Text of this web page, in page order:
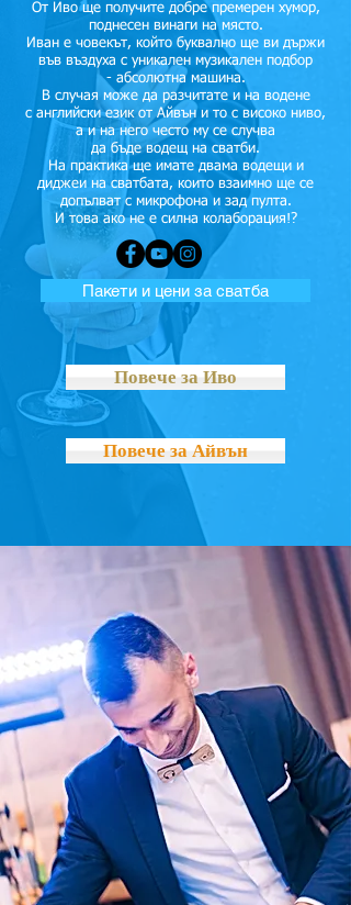
От Иво ще получите добре премерен хумор,
поднесен винаги на място.
Иван е човекът, който буквално ще ви държи
във въздуха с уникален музикален подбор
- абсолютна машина.
В случая може да разчитате и на водене
с английски език от Айвън и то с високо ниво,
а и на него често му се случва
да бъде водещ на сватби.
На практика ще имате двама водещи и
диджеи на сватбата, които взаимно ще се
допълват с микрофона и зад пулта.
И това ако не е силна колаборация!?
Пакети и цени за сватба
Повече за Иво
Повече за Айвън